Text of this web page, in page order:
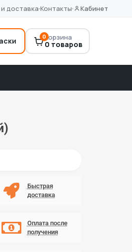
доставка Контакты Кабинет
0Корзина
0 товаров
Быстрая
доставка
Оплата после
получения